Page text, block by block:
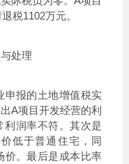
税1102万元。
处理
报的土地增值税实
A项目开发经营的利
利润率不符。其次是
低于普通住宅，同
价。最后是成本比率